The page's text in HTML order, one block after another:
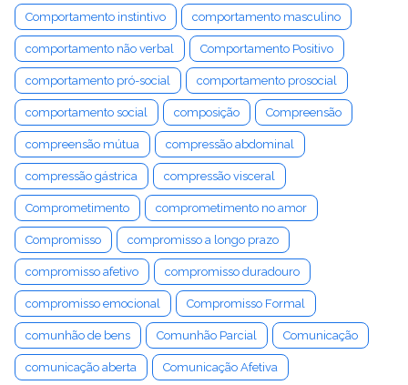
Comportamento instintivo comportamento masculino
comportamento não verbal Comportamento Positivo
comportamento pró-social comportamento prosocial
comportamento social composição Compreensão
compreensão mútua compressão abdominal
compressão gástrica compressão visceral
Comprometimento comprometimento no amor
Compromisso compromisso a longo prazo
compromisso afetivo compromisso duradouro
compromisso emocional Compromisso Formal
comunhão de bens Comunhão Parcial Comunicação
comunicação aberta Comunicação Afetiva